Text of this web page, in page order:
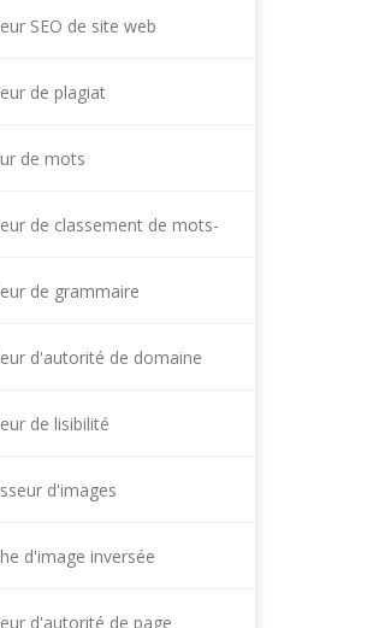
SEO de site web
de plagiat
de mots
de classement de mots-
de grammaire
d'autorité de domaine
de lisibilité
d'images
d'image inversée
d'autorité de page